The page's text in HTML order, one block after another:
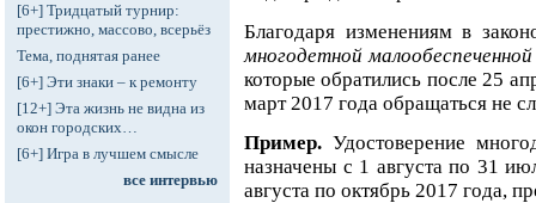
[6+] Тридцатый турнир:
престижно, массово, всерьёз
Тема, поднятая ранее
[6+] Эти знаки – к ремонту
[12+] Эта жизнь не видна из
окон городских…
[6+] Игра в лучшем смысле
все интервью
Благодаря изменениям в
многодетной
которые обратились после 25
март 2017 года обращаться не
Пример.Удостоверение
назначены с 1 августа по 31
августа по октябрь 2017 года,